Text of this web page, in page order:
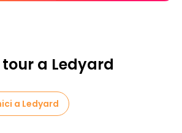
a Ledyard
a Ledyard